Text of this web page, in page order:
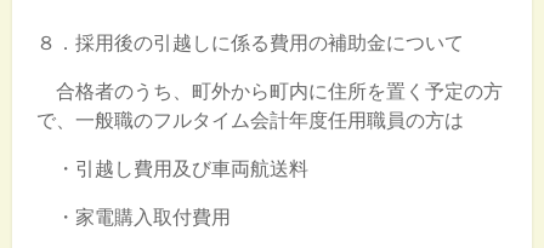
８．採用後の引越しに係る費用の補助金について
合格者のうち、町外から町内に住所を置く予定の方
で、一般職のフルタイム会計年度任用職員の方は
・引越し費用及び車両航送料
・家電購入取付費用